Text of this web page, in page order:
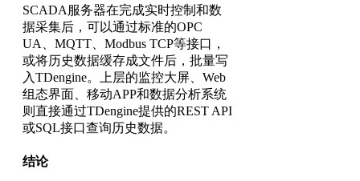
SCADA服务器在完成实时控制和数
据采集后，可以通过标准的OPC
UA、MQTT、Modbus TCP等接口，
或将历史数据缓存成文件后，批量写
入TDengine。上层的监控大屏、Web
组态界面、移动APP和数据分析系统
则直接通过TDengine提供的REST API
或SQL接口查询历史数据。
结论